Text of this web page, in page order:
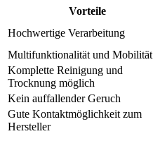
Vorteile
Hochwertige Verarbeitung
Multifunktionalität und Mobilität
Komplette Reinigung und
Trocknung möglich
Kein auffallender Geruch
Gute Kontaktmöglichkeit zum
Hersteller